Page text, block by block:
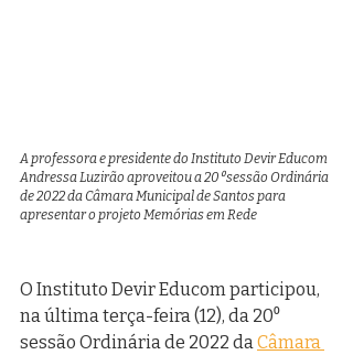
A professora e presidente do Instituto Devir Educom
Andressa Luzirão aproveitou a 20⁰ sessão Ordinária
de 2022 da Câmara Municipal de Santos para
apresentar o projeto Memórias em Rede
O Instituto Devir Educom participou,
na última terça-feira (12), da 20⁰
sessão Ordinária de 2022 da Câmara